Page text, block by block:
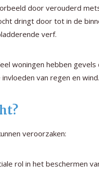
door verouderd
dringt door tot in de
verf.
woningen hebben
van regen en wind.
veroorzaken:
rol in het beschermen